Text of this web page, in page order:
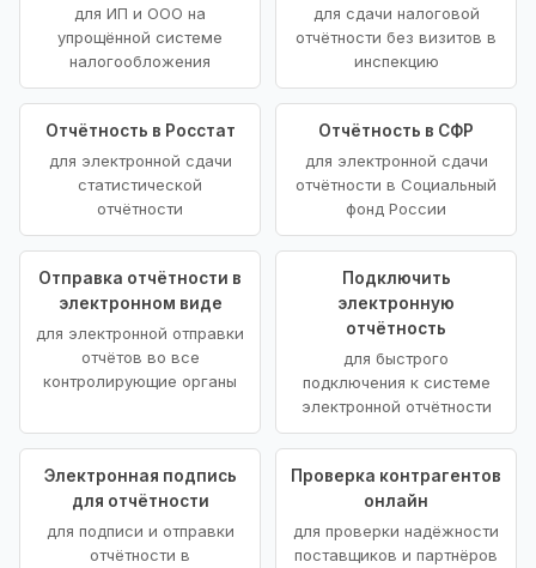
для ИП и ООО на
упрощённой системе
налогообложения
для сдачи налоговой
отчётности без визитов в
инспекцию
Отчётность в Росстат
для электронной сдачи
статистической
отчётности
Отчётность в СФР
для электронной сдачи
отчётности в Социальный
фонд России
Отправка отчётности в
электронном виде
для электронной отправки
отчётов во все
контролирующие органы
Подключить
электронную
отчётность
для быстрого
подключения к системе
электронной отчётности
Электронная подпись
для отчётности
для подписи и отправки
отчётности в
Проверка контрагентов
онлайн
для проверки надёжности
поставщиков и партнёров